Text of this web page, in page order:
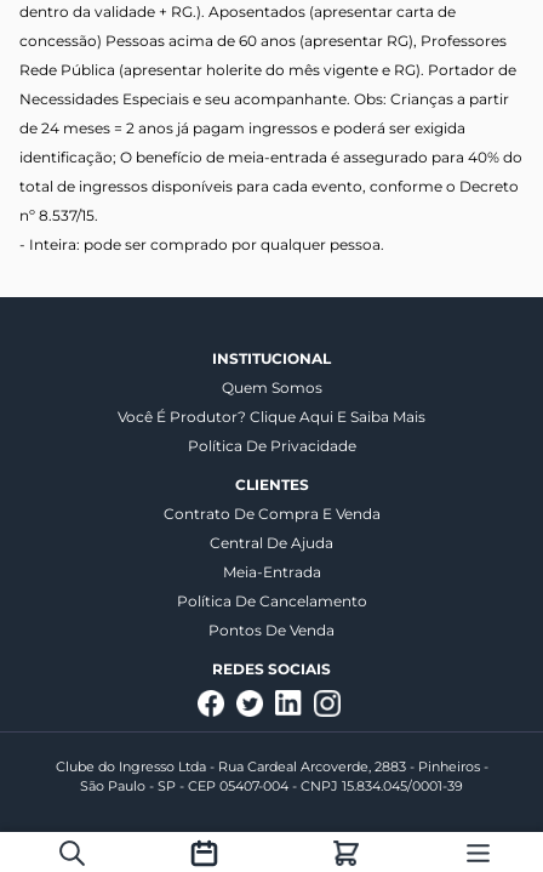
dentro da validade + RG.). Aposentados (apresentar carta de
concessão) Pessoas acima de 60 anos (apresentar RG), Professores
Rede Pública (apresentar holerite do mês vigente e RG). Portador de
Necessidades Especiais e seu acompanhante. Obs: Crianças a partir
de 24 meses = 2 anos já pagam ingressos e poderá ser exigida
identificação; O benefício de meia-entrada é assegurado para 40% do
total de ingressos disponíveis para cada evento, conforme o Decreto
nº 8.537/15.
- Inteira: pode ser comprado por qualquer pessoa.
INSTITUCIONAL
Quem Somos
Você É Produtor? Clique Aqui E Saiba Mais
Política De Privacidade
CLIENTES
Contrato De Compra E Venda
Central De Ajuda
Meia-Entrada
Política De Cancelamento
Pontos De Venda
REDES SOCIAIS
Clube do Ingresso Ltda - Rua Cardeal Arcoverde, 2883 - Pinheiros -
São Paulo - SP - CEP 05407-004 - CNPJ 15.834.045/0001-39